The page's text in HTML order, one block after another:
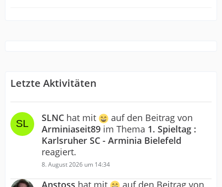
Letzte Aktivitäten
SLNC hat mit
auf den Beitrag von
Arminiaseit89 im Thema 1. Spieltag :
Karlsruher SC - Arminia Bielefeld
reagiert.
8. August 2026 um 14:34
Anstoss hat mit auf den Beitrag von